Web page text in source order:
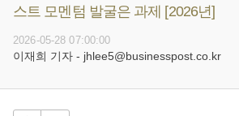
스트 모멘텀 발굴은 과제 [2026년]
2026-05-28 07:00:00
이재희 기자 - jhlee5@businesspost.co.kr